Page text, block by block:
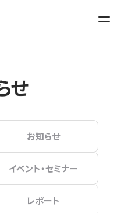
せ
お知らせ
イベント・セミナー
レポート